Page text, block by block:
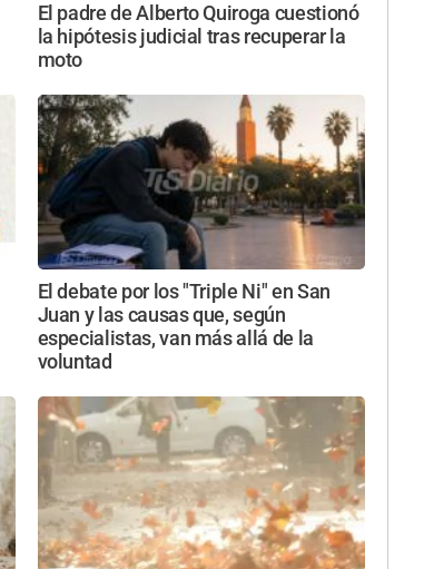
El padre de Alberto Quiroga cuestionó
la hipótesis judicial tras recuperar la
moto
El debate por los "Triple Ni" en San
Juan y las causas que, según
especialistas, van más allá de la
voluntad